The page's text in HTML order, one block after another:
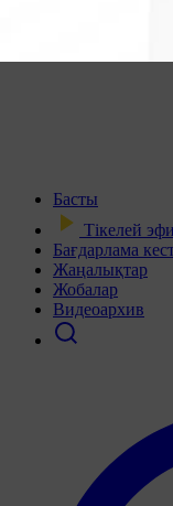
Басты
Тікелей
Бағдарлама
Жаңалықтар
Жобалар
Видеоархив